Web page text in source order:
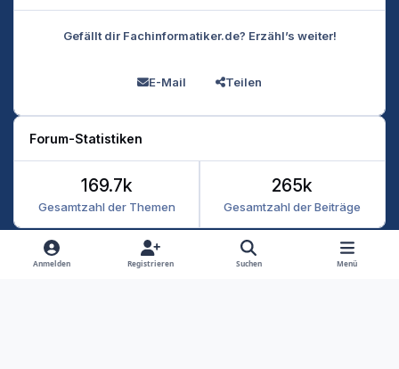
Gefällt dir Fachinformatiker.de? Erzähl’s weiter!
E-Mail Teilen
Forum-Statistiken
Gesamtzahl der Themen
169.7k
Gesamtzahl der Beiträge
265k
Heller Modus
Dunkler Modus
Systemeinstellung
Anmelden Registrieren Suchen Menü